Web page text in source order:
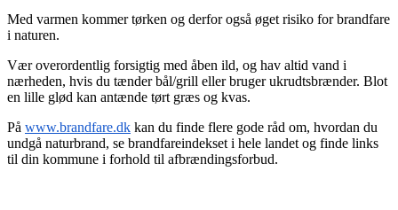
Med varmen kommer tørken og derfor også øget risiko for brandfare
i naturen.
Vær overordentlig forsigtig med åben ild, og hav altid vand i
nærheden, hvis du tænder bål/grill eller bruger ukrudtsbrænder. Blot
en lille glød kan antænde tørt græs og kvas.
På www.brandfare.dk kan du finde flere gode råd om, hvordan du
undgå naturbrand, se brandfareindekset i hele landet og finde links
til din kommune i forhold til afbrændingsforbud.